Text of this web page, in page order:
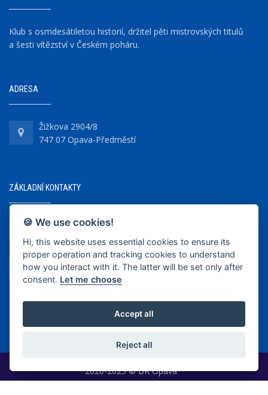
Klub s osmdesátiletou historií, držitel pěti mistrovských titulů
a šesti vítězství v Českém poháru.
ADRESA
Žižkova 2904/8
747 07 Opava-Předměstí
ZÁKLADNÍ KONTAKTY
+420 737 218 679
info@bkopava.cz
www.bkopava.cz
2020-2025 © BK Opava
🍪 We use cookies!
Hi, this website uses essential cookies to ensure its
proper operation and tracking cookies to understand
how you interact with it. The latter will be set only after
consent. Let me choose
Accept all
Reject all